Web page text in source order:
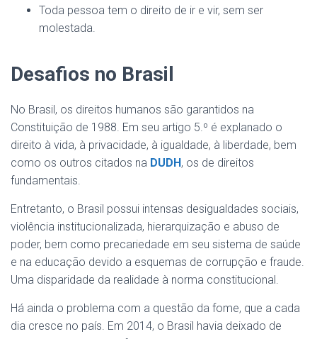
Toda pessoa tem o direito de ir e vir, sem ser
molestada.
Desafios no Brasil
No Brasil, os direitos humanos são garantidos na
Constituição de 1988. Em seu artigo 5.º é explanado o
direito à vida, à privacidade, à igualdade, à liberdade, bem
como os outros citados na DUDH, os de direitos
fundamentais.
Entretanto, o Brasil possui intensas desigualdades sociais,
violência institucionalizada, hierarquização e abuso de
poder, bem como precariedade em seu sistema de saúde
e na educação devido a esquemas de corrupção e fraude.
Uma disparidade da realidade à norma constitucional.
Há ainda o problema com a questão da fome, que a cada
dia cresce no país. Em 2014, o Brasil havia deixado de